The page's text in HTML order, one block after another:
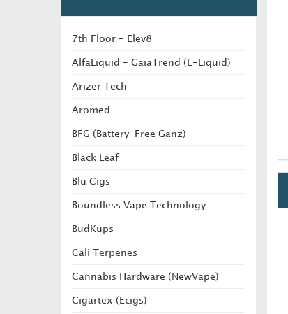
7th Floor - Elev8
AlfaLiquid - GaiaTrend (E-Liquid)
Arizer Tech
Aromed
BFG (Battery-Free Ganz)
Black Leaf
Blu Cigs
Boundless Vape Technology
BudKups
Cali Terpenes
Cannabis Hardware (NewVape)
Cigartex (Ecigs)